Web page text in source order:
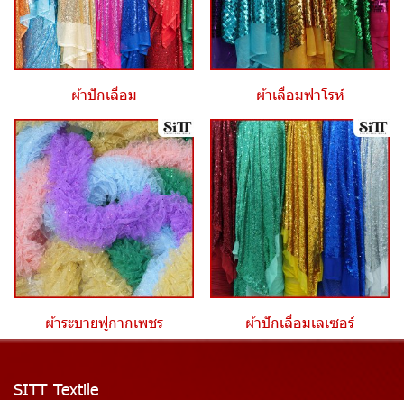
ผ้าปักเลื่อม ผ้าเลื่อมฟาโรห์
ผ้าระบายฟูกากเพชร ผ้าปักเลื่อมเลเซอร์
SITT Textile